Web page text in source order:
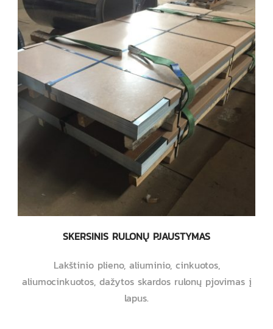
SKERSINIS RULONŲ PJAUSTYMAS
Lakštinio plieno, aliuminio, cinkuotos,
aliumocinkuotos, dažytos skardos rulonų pjovimas į
lapus.